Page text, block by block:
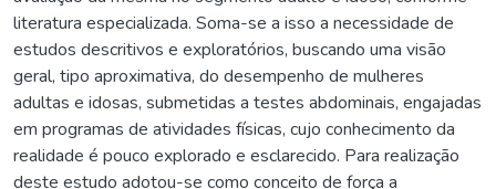
literatura especializada. Soma-se a isso a necessidade de
estudos descritivos e exploratórios, buscando uma visão
geral, tipo aproximativa, do desempenho de mulheres
adultas e idosas, submetidas a testes abdominais, engajadas
em programas de atividades físicas, cujo conhecimento da
realidade é pouco explorado e esclarecido. Para realização
deste estudo adotou-se como conceito de força a